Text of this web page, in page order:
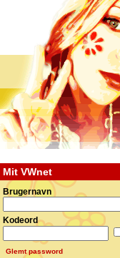
Mit VWnet
Brugernavn
Kodeord
Glemt password